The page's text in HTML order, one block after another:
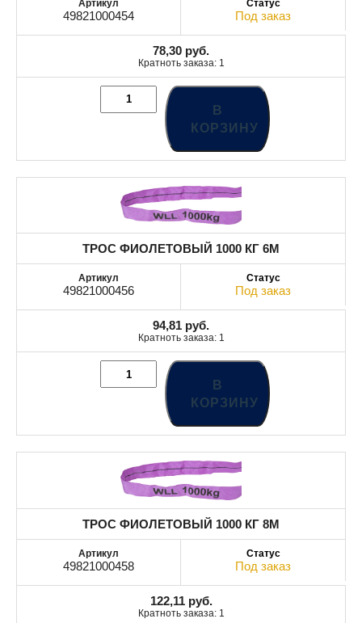
49821000454 Под заказ
78,30 руб.
Кратноть заказа: 1
В
КОРЗИНУ
ТРОС ФИОЛЕТОВЫЙ 1000 КГ 6М
49821000456 Под заказ
94,81 руб.
Кратноть заказа: 1
В
КОРЗИНУ
ТРОС ФИОЛЕТОВЫЙ 1000 КГ 8М
49821000458 Под заказ
122,11 руб.
Кратноть заказа: 1